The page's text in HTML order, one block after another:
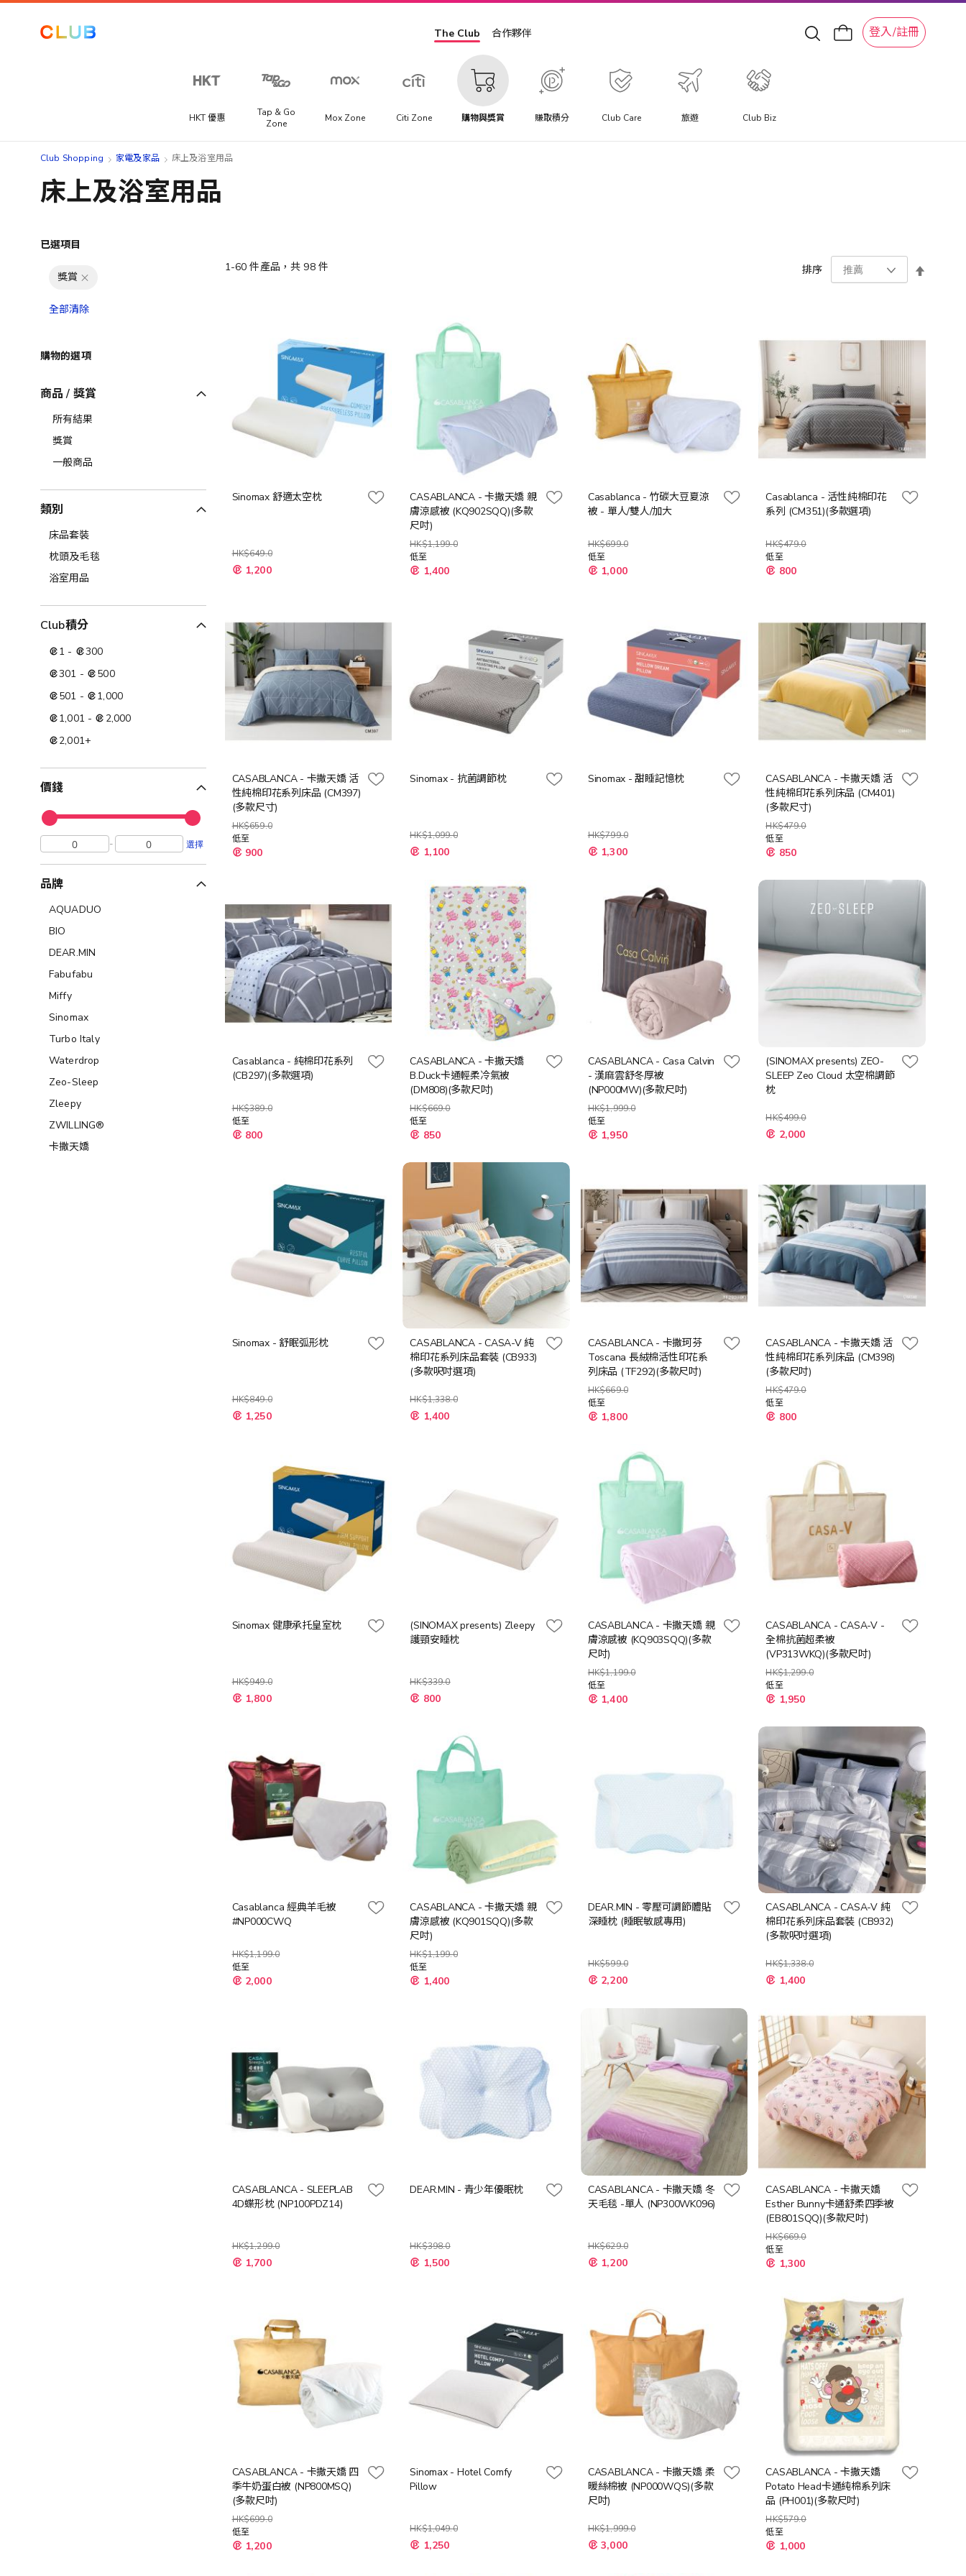
The Club 合作夥伴 登入/註冊
HKT 優惠
Tap & Go
Zone
Mox Zone Citi Zone 購物與獎賞 賺取積分 Club Care 旅遊 Club Biz
Club Shopping 家電及家品 床上及浴室用品
床上及浴室用品
1-60 件產品，共 98件 排序
Sinomax 舒適太空枕
HK$649.0
特
殊 1,200
CASABLANCA - 卡撒天嬌 親
膚涼感被 (KQ902SQQ)(多款
尺吋)
HK$1,199.0
低至
1,400
Casablanca - 竹碳大豆夏涼
被 - 單人/雙人/加大
HK$699.0
低至
1,000
Casablanca - 活性純棉印花
系列 (CM351)(多款選項)
HK$479.0
低至
800
CASABLANCA - 卡撒天嬌 活
性純棉印花系列床品 (CM397)
(多款尺寸)
HK$659.0
低至
900
Sinomax - 抗菌調節枕
HK$1,099.0
特
殊 1,100
Sinomax - 甜睡記憶枕
HK$799.0
特
殊 1,300
CASABLANCA - 卡撒天嬌 活
性純棉印花系列床品 (CM401)
(多款尺寸)
HK$479.0
低至
850
Casablanca - 純棉印花系列
(CB297)(多款選項)
HK$389.0
低至
800
CASABLANCA - 卡撒天嬌
B.Duck卡通輕柔冷氣被
(DM808)(多款尺吋)
HK$669.0
低至
850
CASABLANCA - Casa Calvin
- 漢麻雲舒冬厚被
(NP000MW)(多款尺吋)
HK$1,999.0
低至
1,950
(SINOMAX presents) ZEO-
SLEEP Zeo Cloud 太空棉調節
枕
HK$499.0
特
殊 2,000
Sinomax - 舒眠弧形枕
HK$849.0
特
殊 1,250
CASABLANCA - CASA-V 純
棉印花系列床品套裝 (CB933)
(多款呎吋選項)
HK$1,338.0
1,400
CASABLANCA - 卡撒珂芬
Toscana 長絨棉活性印花系
列床品 (TF292)(多款尺吋)
HK$669.0
低至
1,800
CASABLANCA - 卡撒天嬌 活
性純棉印花系列床品 (CM398)
(多款尺吋)
HK$479.0
低至
800
Sinomax 健康承托皇室枕
HK$949.0
特
殊 1,800
(SINOMAX presents) Zleepy
護頸安睡枕
HK$339.0
特
殊 800
CASABLANCA - 卡撒天嬌 親
膚涼感被 (KQ903SQQ)(多款
尺吋)
HK$1,199.0
低至
1,400
CASABLANCA - CASA-V -
全棉抗菌超柔被
(VP313WKQ)(多款尺吋)
HK$1,299.0
低至
1,950
Casablanca 經典羊毛被
#NP000CWQ
HK$1,199.0
低至
2,000
CASABLANCA - 卡撒天嬌 親
膚涼感被 (KQ901SQQ)(多款
尺吋)
HK$1,199.0
低至
1,400
DEAR.MIN - 零壓可調節體貼
深睡枕 (睡眠敏感專用)
HK$599.0
特
殊 2,200
CASABLANCA - CASA-V 純
棉印花系列床品套裝 (CB932)
(多款呎吋選項)
HK$1,338.0
1,400
CASABLANCA - SLEEPLAB
4D蝶形枕 (NP100PDZ14)
HK$1,299.0
特
殊 1,700
DEAR.MIN - 青少年優眠枕
HK$398.0
特
殊 1,500
CASABLANCA - 卡撒天嬌 冬
天毛毯 -單人 (NP300WK096)
HK$629.0
特
殊 1,200
CASABLANCA - 卡撒天嬌
Esther Bunny卡通舒柔四季被
(EB801SQQ)(多款尺吋)
HK$669.0
低至
1,300
CASABLANCA - 卡撒天嬌 四
季牛奶蛋白被 (NP800MSQ)
(多款尺吋)
HK$699.0
低至
1,200
Sinomax - Hotel Comfy
Pillow
HK$1,049.0
特
殊 1,250
CASABLANCA - 卡撒天嬌 柔
暖絲棉被 (NP000WQS)(多款
尺吋)
HK$1,999.0
3,000
CASABLANCA - 卡撒天嬌
Potato Head卡通純棉系列床
品 (PH001)(多款尺吋)
HK$579.0
低至
1,000
已選項目
獎賞
全部清除
購物的選項
商品 / 獎賞
所有結果
獎賞
一般商品
類別
床品套裝
枕頭及毛毯
浴室用品
Club積分
1 -
300
301 -
500
501 -
1,000
1,001 -
2,000
2,001+
價錢
- 選擇
品牌
AQUADUO
BIO
DEAR.MIN
Fabufabu
Miffy
Sinomax
Turbo Italy
Waterdrop
Zeo-Sleep
Zleepy
ZWILLING®
卡撒天嬌